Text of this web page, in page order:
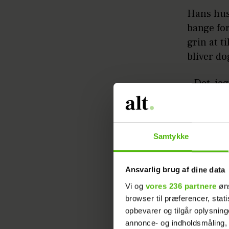
Samtykke
Ansvarlig brug af dine data
Vi og vores 236 partnere
browser til præferencer,
opbevarer og tilgår
annonce- og
Hans
bange
grin at
bliver
– Det,
Læs
I
ofte
møder
altså